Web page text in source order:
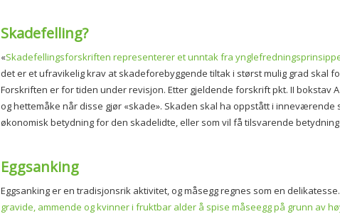
Skadefelling?
«Skadefellingsforskriften representerer et unntak fra
det er et ufravikelig krav at skadeforebyggende tiltak i størst mulig grad skal
Forskriften er for tiden under revisjon. Etter gjeldende forskrift pkt. II bokstav
og hettemåke når disse gjør «skade». Skaden skal ha oppstått i inneværende
økonomisk betydning for den skadelidte, eller som vil få tilsvarende
Eggsanking
Eggsanking er en tradisjonsrik aktivitet, og måsegg regnes som en delikatesse.
gravide, ammende og kvinner i fruktbar alder å spise måseegg på grunn av